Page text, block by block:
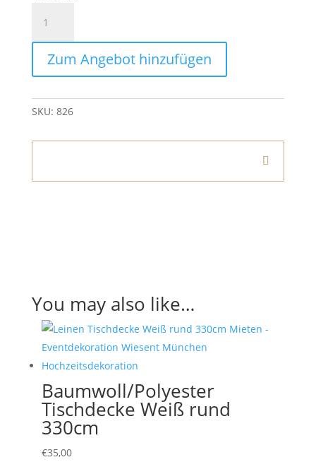
Schwarz
|
Holz
Eiche
Zum Angebot hinzufügen
SKU: 826
You may also like…
Baumwoll/Polyester
Tischdecke Weiß rund
330cm
€35,00